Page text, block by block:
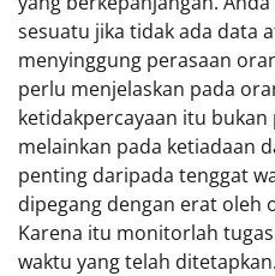
sesuatu jika tidak ada data
menyinggung perasaan
perlu menjelaskan pada
ketidakpercayaan itu
melainkan pada ketiadaan
penting daripada tenggat
dipegang dengan erat oleh
Karena itu monitorlah
waktu yang telah ditetapkan.